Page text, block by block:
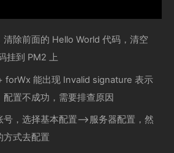
除前面的 Hello World 代码，清空
挂到 PM2 上
forWx 能出现 Invalid signature 表示
置不成功，需要排查原因
，选择基本配置-->服务器配置，然
方式去配置